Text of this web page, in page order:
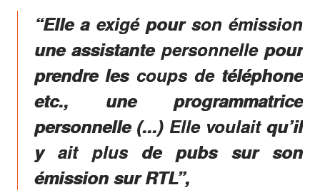
“Elle a exigé pour son émission
une assistante personnelle pour
prendre les coups de téléphone
etc., une programmatrice
personnelle (...) Elle voulait qu’il
y ait plus de pubs sur son
émission sur RTL”,